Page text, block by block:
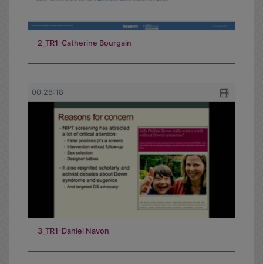
2_TR1-Catherine Bourgain
00:28:18
3_TR1-Daniel Navon